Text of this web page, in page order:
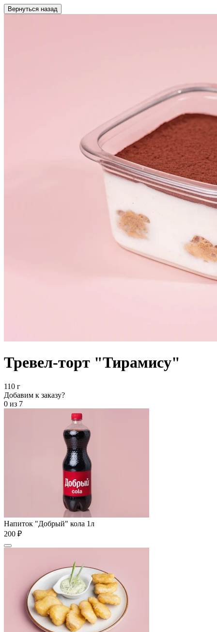
Вернуться назад
Тревел-торт "Тирамису"
110 г
Добавим к заказу?
0 из 7
Напиток "Добрый" кола 1л
200 ₽